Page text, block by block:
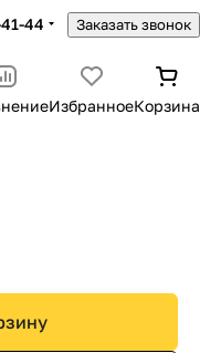
44 Заказать звонок
ИзбранноеКорзина